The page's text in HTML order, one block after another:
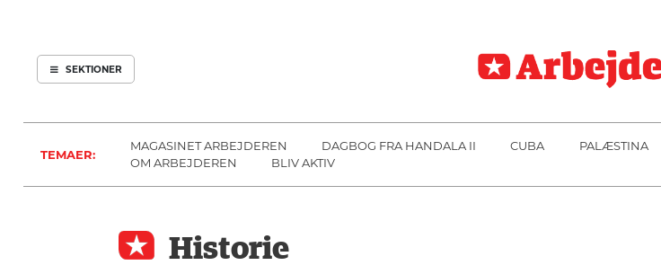
SEKTIONER
ARBEJDEREN
MENER
UDLAND
BLOGS
SOUNDCLOUD
ABONNER
LOG IND
OM
SEKTIONER
TEMAER:
MAGASINET ARBEJDEREN DAGBOG FRA HANDALA II CUBA PALÆSTINA
OM ARBEJDEREN
BLIV AKTIV
Historie